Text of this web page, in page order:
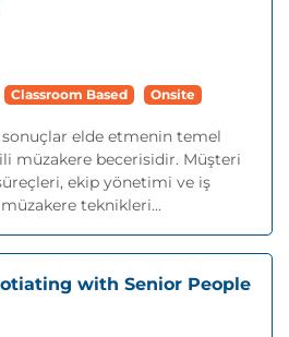
Classroom Based Onsite
sonuçlar elde etmenin temel
müzakere becerisidir. Müşteri
ekip yönetimi ve iş
teknikleri...
with Senior People